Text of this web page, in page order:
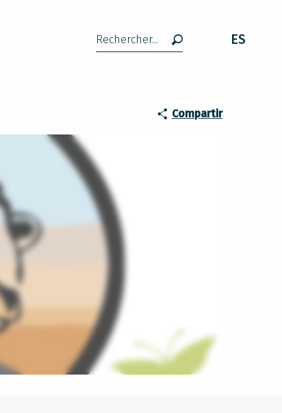
Buscar ES
Compartir